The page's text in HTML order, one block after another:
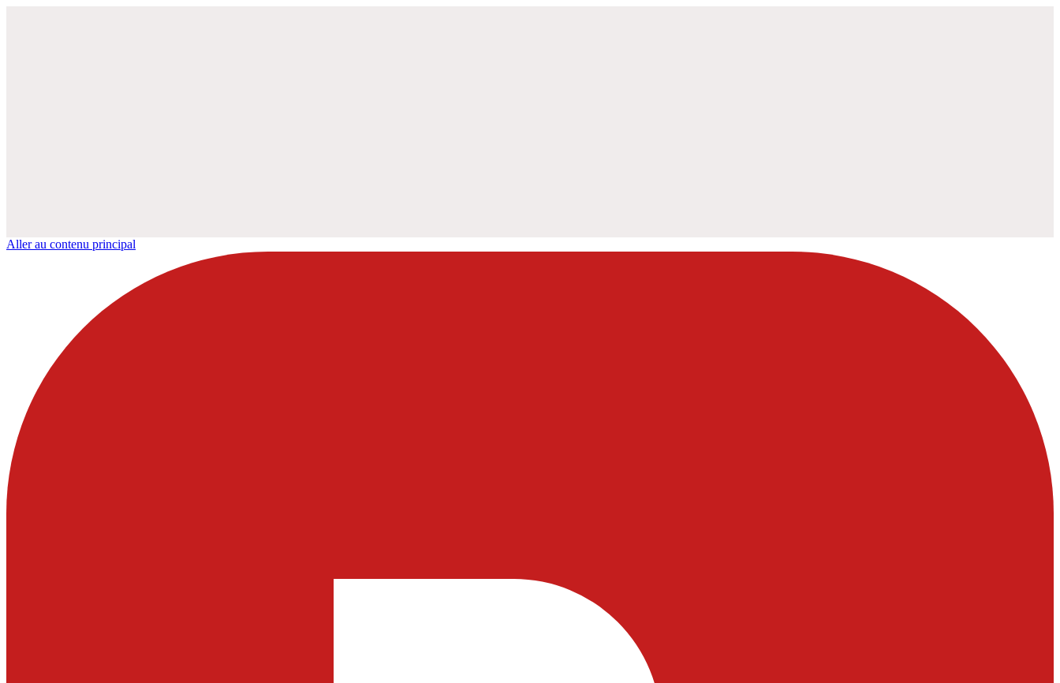
Aller au contenu principal